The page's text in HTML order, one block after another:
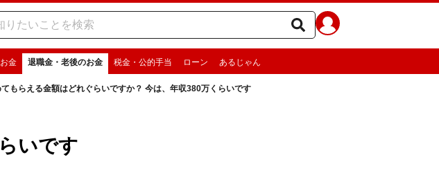
金 退職金・老後のお金 税金・公的手当 ローン あるじゃん
もらえる金額はどれぐらいですか？ 今は、年収380万くらいです
いです